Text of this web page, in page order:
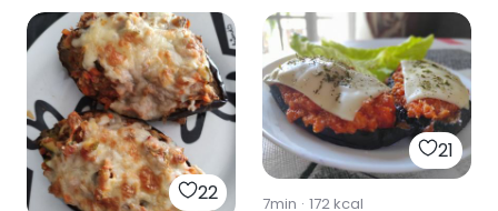
22
21
7min · 172kcal